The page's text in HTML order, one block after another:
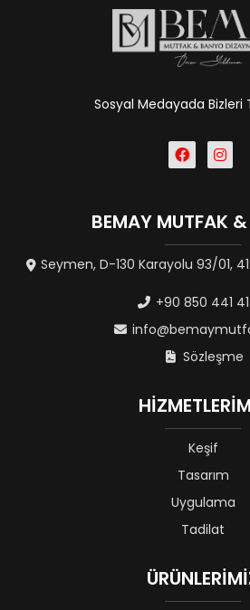
Sosyal Medayada Bizleri
BEMAY MUTFAK
Seymen, D-130 Karayolu 93/01,
+90 850 441
Sözleşme
Keşif
Tasarım
Uygulama
Tadilat